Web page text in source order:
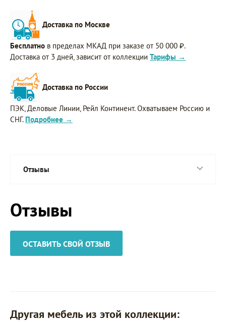
Доставка по Москве
Бесплатно в пределах МКАД при заказе от 50 000 ₽.
Доставка от 3 дней, зависит от коллекции Тарифы →
Доставка по России
ПЭК, Деловые Линии, Рейл Континент. Охватываем Россию и
СНГ. Подробнее →
Отзывы
Отзывы
ОСТАВИТЬ СВОЙ ОТЗЫВ
Другая мебель из этой коллекции: